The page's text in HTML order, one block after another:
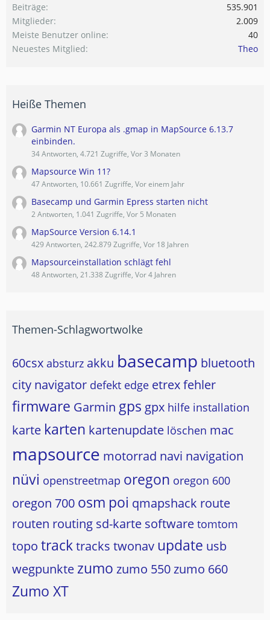
Beiträge
535.901
Mitglieder
2.009
Meiste Benutzer online
40
Neuestes Mitglied
Theo
Heiße Themen
Garmin NT Europa als .gmap in MapSource 6.13.7
einbinden.
34 Antworten, 4.721 Zugriffe, Vor 3 Monaten
Mapsource Win 11?
47 Antworten, 10.661 Zugriffe, Vor einem Jahr
Basecamp und Garmin Epress starten nicht
2 Antworten, 1.041 Zugriffe, Vor 5 Monaten
MapSource Version 6.14.1
429 Antworten, 242.879 Zugriffe, Vor 18 Jahren
Mapsourceinstallation schlägt fehl
48 Antworten, 21.338 Zugriffe, Vor 4 Jahren
Themen-Schlagwortwolke
60csx absturz akku basecamp bluetooth
city navigator defekt edge etrexfehler
firmware Garmin gps gpx hilfe installation
karte karten kartenupdate löschen mac
mapsource motorrad navi navigation
nüvi openstreetmap oregon oregon 600
oregon 700 osm poi qmapshack route
routen routing sd-karte software tomtom
topo tracktracks twonav update usb
wegpunkte zumo zumo 550zumo 660
Zumo XT